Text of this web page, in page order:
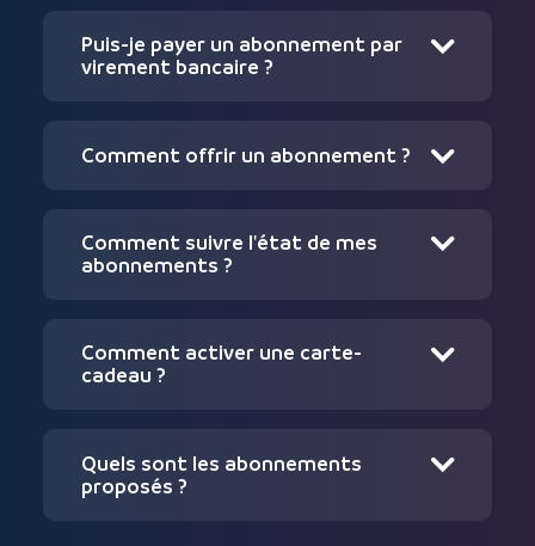
Puis-je payer un abonnement par
virement bancaire ?

Comment offrir un abonnement ? 
Comment suivre l'état de mes
abonnements ?

Comment activer une carte-
cadeau ?

Quels sont les abonnements
proposés ?
